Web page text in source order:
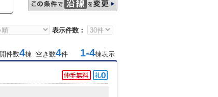
表示件数：
件数4棟 空き数4件 1-4棟表示